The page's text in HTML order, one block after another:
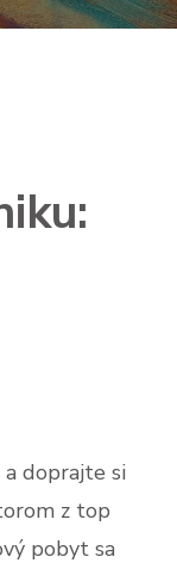
doprajte si
z top
pobyt sa